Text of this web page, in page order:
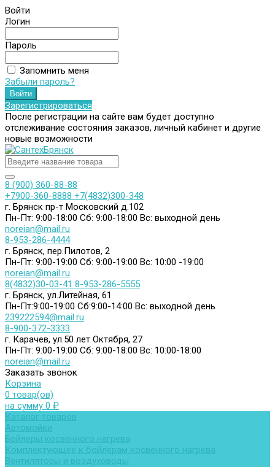
Войти
Логин
Пароль
Запомнить меня
Забыли пароль?
Зарегистрироваться
После регистрации на сайте вам будет доступно
отслеживание состояния заказов, личный кабинет и другие
новые возможности
8 (900) 360-88-88
+7900-360-8888 +7(4832)300-348
г. Брянск пр-т Московский д.102
Пн-Пт: 9:00-18:00 Сб: 9:00-18:00 Вс: выходной день
noreian@mail.ru
8-953-286-4444
г. Брянск, пер.Пилотов, 2
Пн-Пт: 9:00-19:00 Сб: 9:00-19:00 Вс: 10:00 -19:00
noreian@mail.ru
8(4832)30-03-41 8-953-286-5555
г. Брянск, ул.Литейная, 61
Пн-Пт:9:00-19:00 Сб:9:00-14:00 Вс: выходной день
239222594@mail.ru
8-900-372-3333
г. Карачев, ул.50 лет Октября, 27
Пн-Пт: 9:00-19:00 Сб: 9:00-18:00 Вс: 10:00-18:00
noreian@mail.ru
Заказать звонок
Корзина
0 товар(ов)
на сумму 0 ₽
Каталог товаров
Автомойки
Бойлеры косвенного нагрева
Комплектующее к бойлерам косвенного нагрева
Вентиляторы и воздуховоды